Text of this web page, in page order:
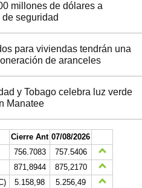
millones de dólares a
seguridad
para viviendas tendrán una
de aranceles
y Tobago celebra luz verde
Manatee
Cierre Ant 07/08/2026
756.7083
757.5406
871,8944
875,2170
5.158,98
5.256,49